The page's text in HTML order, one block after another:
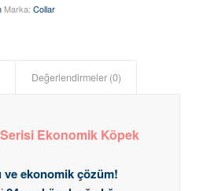
Marka: Collar
Değerlendirmeler (0)
Ekonomik Köpek
ve ekonomik çözüm!